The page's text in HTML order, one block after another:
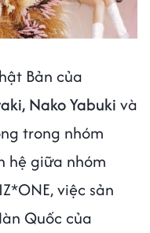
Bản của
Nako Yabuki và
trong nhóm
hệ giữa nhóm
việc sản
Quốc của